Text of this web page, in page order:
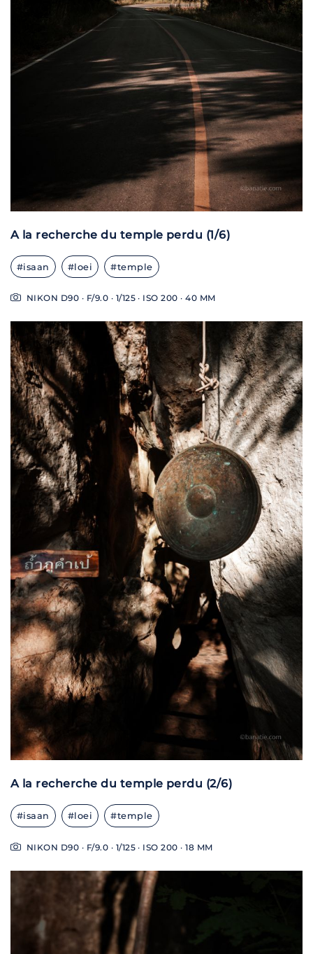
A la recherche du temple perdu (1/6)
#isaan #loei #temple
NIKON D90 · F/9.0 · 1/125 · ISO 200 · 40 MM
A la recherche du temple perdu (2/6)
#isaan #loei #temple
NIKON D90 · F/9.0 · 1/125 · ISO 200 · 18 MM